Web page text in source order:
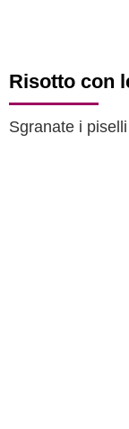
Risotto con
Sgranate i